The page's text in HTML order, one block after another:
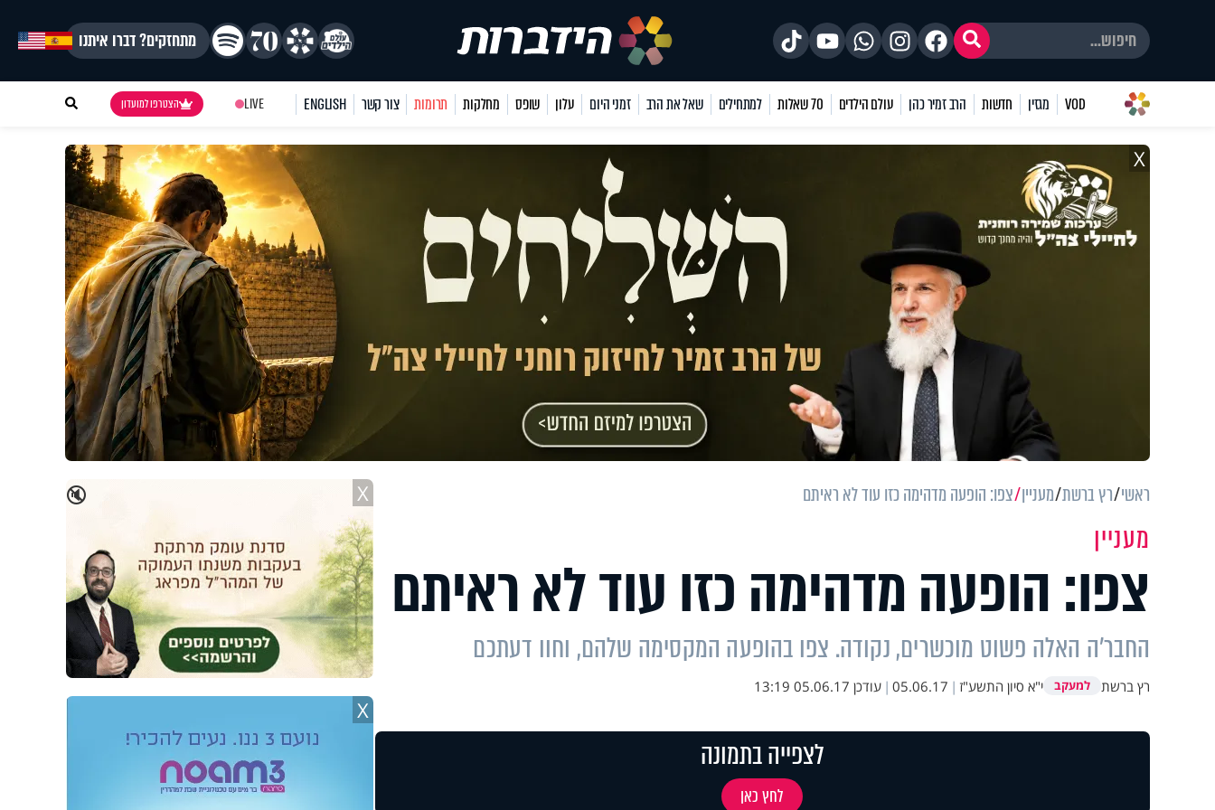
מתחזקים? דברו איתנו
VOD מגזין חדשות הרב זמיר כהן עולם הילדים 70 שאלות למתחילים שאל את הרב זמני היום עלון שופס מחלקות תרומות צור קשר ENGLISH
LIVE הצטרפו למועדון
X
ראשי רץ ברשת מעניין צפו: הופעה מדהימה כזו עוד לא ראיתם
מעניין
צפו: הופעה מדהימה כזו עוד לא ראיתם
החבר'ה האלה פשוט מוכשרים, נקודה. צפו בהופעה המקסימה שלהם, וחוו דעתכם
רץ ברשת למעקב י"א סיון התשע"ז |
05.06.17
| עודכן 05.06.17 13:19
לצפייה בתמונה
לחץ כאן
🔇 X
X